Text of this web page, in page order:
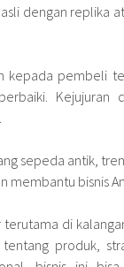
dengan replika
kepada pembeli
Kejujuran
sepeda antik,
membantu bisnis
di
produk,